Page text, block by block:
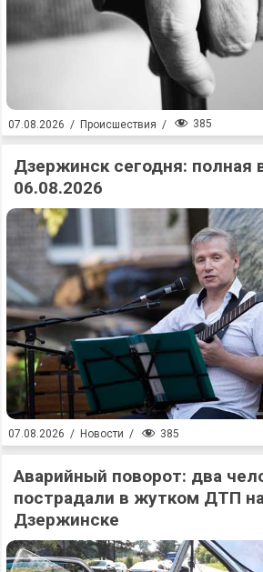
07.08.2026 / Происшествия / 385
Дзержинск сегодня: полная
06.08.2026
07.08.2026 / Новости / 385
Аварийный поворот: два
пострадали в жутком ДТП
Дзержинске